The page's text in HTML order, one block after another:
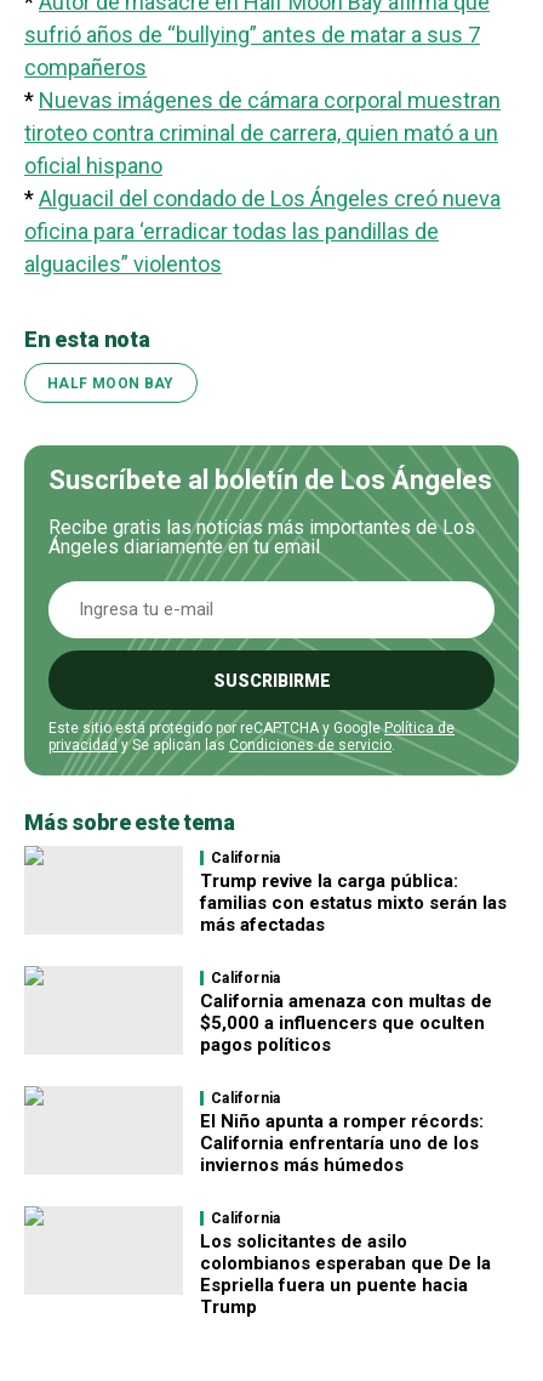
sufrió años de “bullying” antes de matar a sus 7
compañeros
* Nuevas imágenes de cámara corporal muestran
tiroteo contra criminal de carrera, quien mató a un
oficial hispano
*Alguacil del condado de Los Ángeles creó nueva
oficina para ‘erradicar todas las pandillas de
alguaciles” violentos
En esta nota
HALF MOON BAY
Suscríbete al boletín de Los Ángeles
Recibe gratis las noticias más importantes de Los
Ángeles diariamente en tu email
SUSCRIBIRME
Este sitio está protegido por reCAPTCHA y GooglePolítica de
privacidady Se aplican las Condiciones de servicio.
Más sobre este tema
California
Trump revive la carga pública:
familias con estatus mixto serán las
más afectadas
California
California amenaza con multas de
$5,000 a influencers que oculten
pagos políticos
California
El Niño apunta a romper récords:
California enfrentaría uno de los
inviernos más húmedos
California
Los solicitantes de asilo
colombianos esperaban que De la
Espriella fuera un puente hacia
Trump